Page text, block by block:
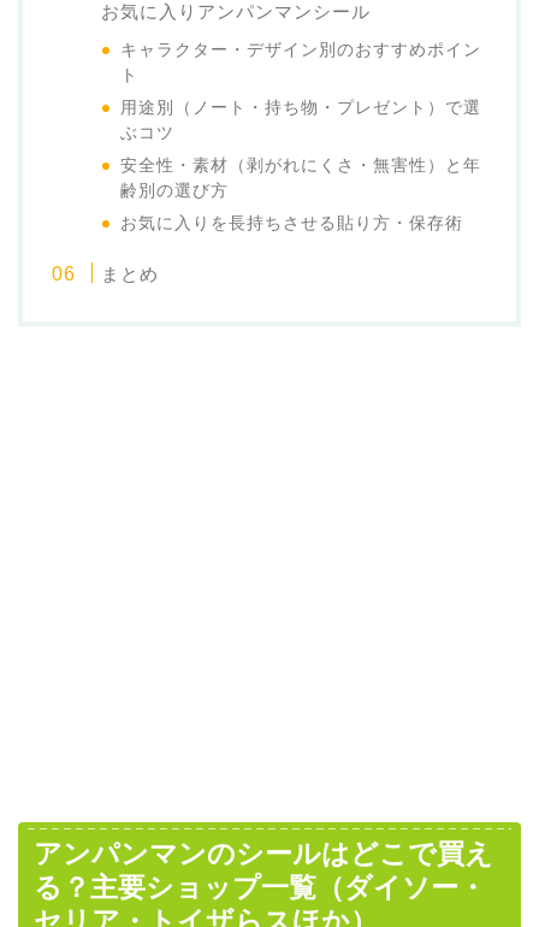
お気に入りアンパンマンシール
キャラクター・デザイン別のおすすめポイン
ト
用途別（ノート・持ち物・プレゼント）で選
ぶコツ
安全性・素材（剥がれにくさ・無害性）と年
齢別の選び方
お気に入りを長持ちさせる貼り方・保存術
まとめ
アンパンマンのシールはどこで買え
る？主要ショップ一覧（ダイソー・
セリア・トイザらスほか）